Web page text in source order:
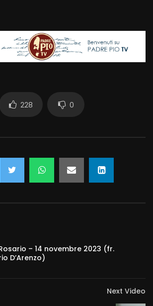
228 0
– 14 novembre 2023 (fr.
D’Arenzo)
Next Video